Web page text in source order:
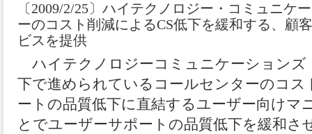
〔2009/2/25〕ハイテクノロジー・コミュニケ
ーのコスト削減によるCS低下を緩和する、顧
ビスを提供
ハイテクノロジーコミュニケーションズ
下で進められているコールセンターのコス
ートの品質低下に直結するユーザー向けマ
とでユーザーサポートの品質低下を緩和さ